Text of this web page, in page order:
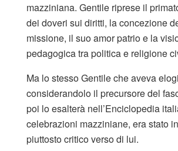
mazziniana. Gentile riprese il
dei doveri sui diritti, la concezione
missione, il suo amor patrio e la
pedagogica tra politica e religione
Ma lo stesso Gentile che aveva
considerandolo il precursore del
poi lo esalterà nell’Enciclopedia
celebrazioni mazziniane, era stato
piuttosto critico verso di lui.